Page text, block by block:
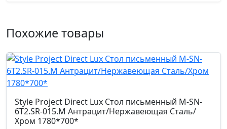
Похожие товары
Style Project Direct Lux Стол письменный M-SN-
6T2.SR-015.M Антрацит/Нержавеющая Сталь/
Хром 1780*700*